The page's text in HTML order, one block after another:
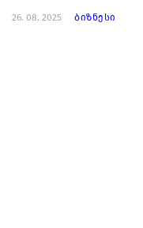
26. 08. 2025 ბიზნესი